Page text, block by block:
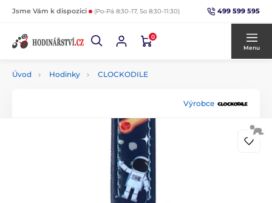
Jsme Vám k dispozici (Po-Pá 8:30-17, So 8:30-11:30) 499 599 595
0
Menu
Úvod Hodinky CLOCKODILE
Výrobce